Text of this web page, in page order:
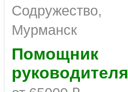
Содружество,
Мурманск
Помощник
руководителя